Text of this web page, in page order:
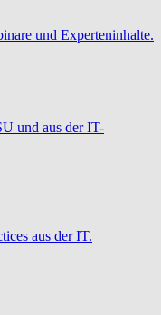
und Experteninhalte.
und aus der IT-
aus der IT.